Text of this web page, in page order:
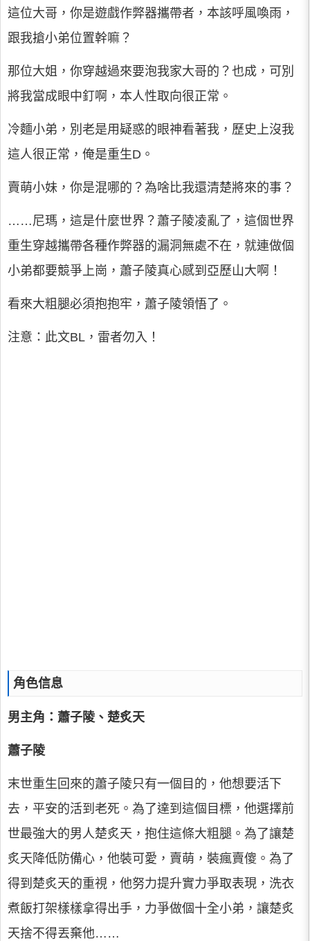
這位大哥，你是遊戲作弊器攜帶者，本該呼風喚雨，
跟我搶小弟位置幹嘛？
那位大姐，你穿越過來要泡我家大哥的？也成，可別
將我當成眼中釘啊，本人性取向很正常。
冷麵小弟，別老是用疑惑的眼神看著我，歷史上沒我
這人很正常，俺是重生D。
賣萌小妹，你是混哪的？為啥比我還清楚將來的事？
……尼瑪，這是什麼世界？蕭子陵凌亂了，這個世界
重生穿越攜帶各種作弊器的漏洞無處不在，就連做個
小弟都要競爭上崗，蕭子陵真心感到亞歷山大啊！
看來大粗腿必須抱抱牢，蕭子陵領悟了。
注意：此文BL，雷者勿入！
角色信息
男主角：蕭子陵、楚炙天
蕭子陵
末世重生回來的蕭子陵只有一個目的，他想要活下
去，平安的活到老死。為了達到這個目標，他選擇前
世最強大的男人楚炙天，抱住這條大粗腿。為了讓楚
炙天降低防備心，他裝可愛，賣萌，裝瘋賣傻。為了
得到楚炙天的重視，他努力提升實力爭取表現，洗衣
煮飯打架樣樣拿得出手，力爭做個十全小弟，讓楚炙
天捨不得丟棄他……